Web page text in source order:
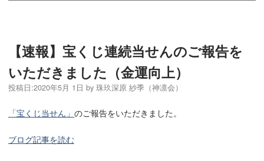
【速報】宝くじ連続当せんのご報告を
いただきました（金運向上）
投稿日:2020年5月 1日 by 珠玖深原 紗季（神凛会）
「宝くじ当せん」 のご報告をいただきました。
ブログ記事を読む